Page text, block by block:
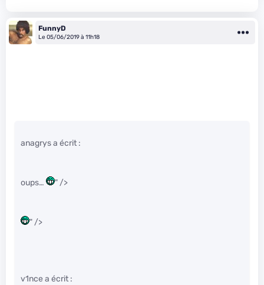
FunnyD
Le 05/06/2019 à 11h18
anagrys a écrit :
oups… " />
" />
v1nce a écrit :